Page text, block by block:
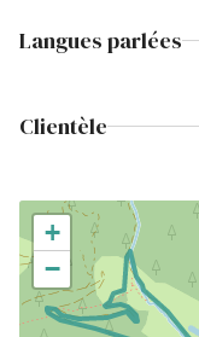
Langues parlées
Clientèle
+
−